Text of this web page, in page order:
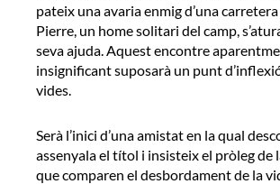
pateix una avaria enmig d’una
Pierre, un home solitari del camp,
seva ajuda. Aquest encontre
insignificant suposarà un punt
vides.
Serà l’inici d’una amistat en la qual
assenyala el títol i insisteix el pròleg de
que comparen el desbordament de la